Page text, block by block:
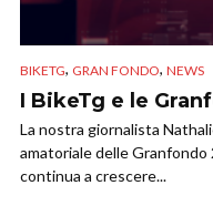
BIKETG, GRAN FONDO, NEWS
I BikeTg e le
La nostra giornalista
amatoriale delle Granfondo
continua a crescere...